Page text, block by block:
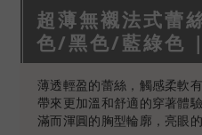
超薄無襯法式蕾
色/黑色/藍綠色
薄透輕盈的蕾絲，觸感柔軟
帶來更加溫和舒適的穿著體
滿而渾圓的胸型輪廓，亮眼